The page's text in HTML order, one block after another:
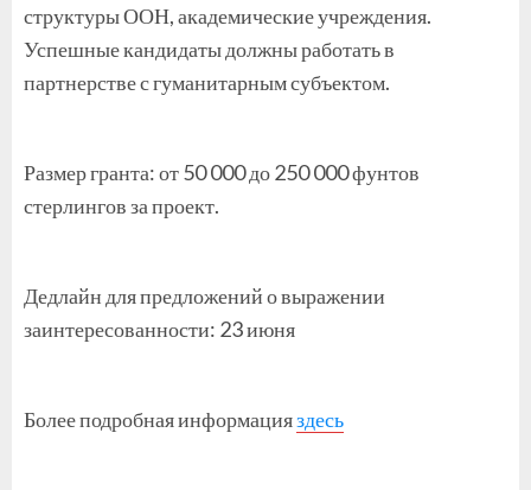
структуры ООН, академические учреждения.
Успешные кандидаты должны работать в
партнерстве с гуманитарным субъектом.
Размер гранта: от 50 000 до 250 000 фунтов
стерлингов за проект.
Дедлайн для предложений о выражении
заинтересованности: 23 июня
Более подробная информацияздесь